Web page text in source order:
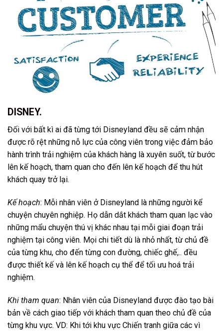
DISNEY.
Đối với bất kì ai đã từng tới Disneyland đều sẽ cảm nhận
được rõ rệt những nỗ lực của công viên trong việc đảm bảo
hành trình trải nghiệm của khách hàng là xuyên suốt, từ bước
lên kế hoạch, tham quan cho đến lên kế hoạch để thu hút
khách quay trở lại.
Kế hoạch: Mỗi nhân viên ở Disneyland là những người kể
chuyện chuyên nghiệp. Họ dẫn dắt khách tham quan lạc vào
những mẩu chuyện thú vị khác nhau tại mỗi giai đoạn trải
nghiệm tại công viên. Mọi chi tiết dù là nhỏ nhất, từ chủ đề
của từng khu, cho đến từng con đường, chiếc ghế,.. đều
được thiết kế và lên kế hoạch cụ thể để tối ưu hoá trải
nghiệm.
Khi tham quan: Nhân viên của Disneyland được đào tạo bài
bản về cách giao tiếp với khách tham quan theo chủ đề của
từng khu vực. VD: Khi tới khu vực Chiến tranh giữa các vì